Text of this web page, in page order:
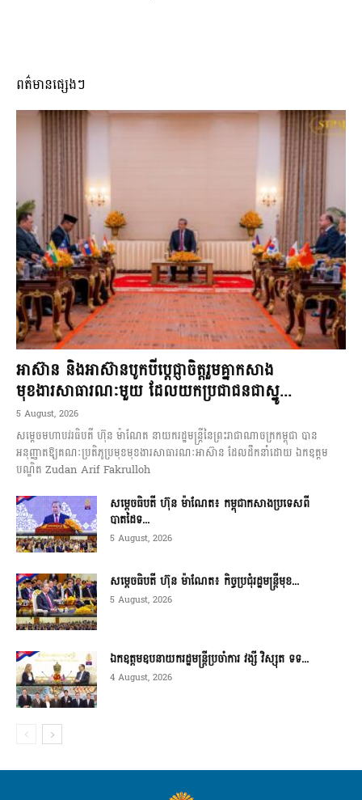
ពត៌មានផ្សេងៗ
អាស៊ាន និងអាស៊ានបូកបីប្តេជ្ញាចិត្តរួមគ្នាកសាង
មុខងារសាធារណៈមួយ ដែលយកប្រជាជនជាស្នូ...
5 August, 2026
សម្តេចមហាបវរធិបតី ហ៊ុន ម៉ាណែត នាយករដ្ឋមន្ត្រីនៃព្រះរាជាណាចក្រកម្ពុជា បាន
អនុញ្ញាតឱ្យគណៈប្រតិភូប្រមុខមុខងារសាធារណៈអាស៊ាន ដែលដឹកនាំដោយ ឯកឧត្តម
បណ្ឌិត Zudan Arif Fakrulloh
សម្ដេចធិបតី ហ៊ុន ម៉ាណែត៖ កម្ពុជាកសាងប្រទេសពី
បាតដៃទ...
5 August, 2026
សម្ដេចធិបតី ហ៊ុន ម៉ាណែត៖ កិច្ចប្រជុំរដ្ឋមន្ត្រីមុខ...
5 August, 2026
ឯកឧត្តមឧបនាយករដ្ឋមន្ត្រីប្រចាំការ វង្សី វិស្សុត ទទ...
4 August, 2026